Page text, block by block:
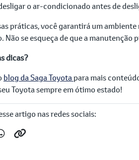
o ar-condicionado antes de
práticas, você garantirá um
Não se esqueça de que a
dicas?
blog da Saga Toyotapara mais
Toyota sempre em ótimo estado!
artigo nas redes sociais: